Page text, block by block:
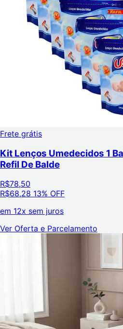
Frete grátis
Kit Lenços Umedecidos 1
Refil De Balde
R$78,50
R$68,28 13% OFF
em 12x sem juros
Ver Oferta e Parcelamento